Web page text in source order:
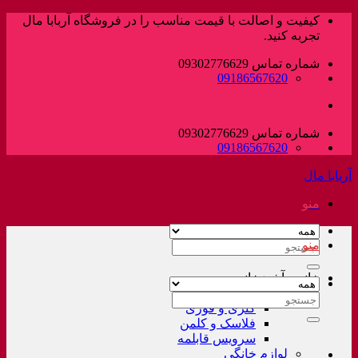
پرش
کیفیت و اصالت با قیمت مناسب را در فروشگاه آربابا مال
تجربه کنید.
شماره تماس 09302776629
09186567620
شماره تماس 09302776629
09186567620
آربابا مال
منو
جستجو
خانه و آشپزخانه
لوازم خانگی غیر برقی
کتری و قوری
فلاسک و کلمن
سرویس قابلمه
لوازم خانگی
منو
جستجو